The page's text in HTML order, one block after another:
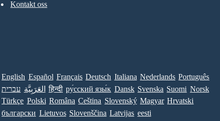
Kontakt oss
English Español Français Deutsch Italiana Nederlands Português
עברית العَرَبِيَّة हिन्दी ру́сский язы́к Dansk Svenska Suomi Norsk
Türkçe Polski Româna Ceština Slovenský Magyar Hrvatski
български Lietuvos Slovenščina Latvijas eesti